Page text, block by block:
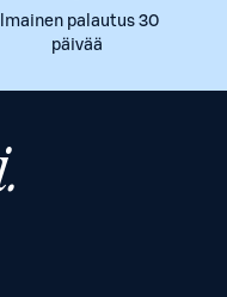
Ilmainen palautus 30
päivää